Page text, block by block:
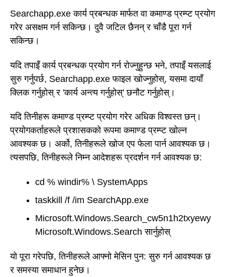
Searchapp.exe कार्य प्रबन्धक मार्फत वा कमाण्ड प्रम्प्ट प्रयोग
गरेर असक्षम गर्न सकिन्छ। दुवै जटिल छैनन् र चाँडै पूरा गर्न
सकिन्छ।
यदि तपाइँ कार्य प्रबन्धक प्रयोग गर्न रोज्नुहुन्छ भने, तपाइँ यसलाई
सुरु गर्नुपर्छ, Searchapp.exe फाइल खोज्नुहोस्, यसमा दायाँ
क्लिक गर्नुहोस् र 'कार्य अन्त्य गर्नुहोस्' छनौट गर्नुहोस्।
यदि तिनीहरू कमाण्ड प्रम्प्ट प्रयोग गरेर अधिक विश्वस्त छन्।
प्रयोगकर्ताहरूले प्रशासकको रूपमा कमाण्ड प्रम्प्ट खोल्न
आवश्यक छ। अर्को, तिनीहरूले खोज एप फेला पार्न आवश्यक छ।
त्यसपछि, तिनीहरूले निम्न आदेशहरू प्रदर्शन गर्न आवश्यक छ:
cd % windir% \ SystemApps
taskkill /f /im SearchApp.exe
Microsoft.Windows.Search_cw5n1h2txyewy
Microsoft.Windows.Search सार्नुहोस्
यो पूरा गरेपछि, तिनीहरूले आफ्नो मेसिन पुन: सुरु गर्न आवश्यक छ
र समस्या समाधान हुनेछ।